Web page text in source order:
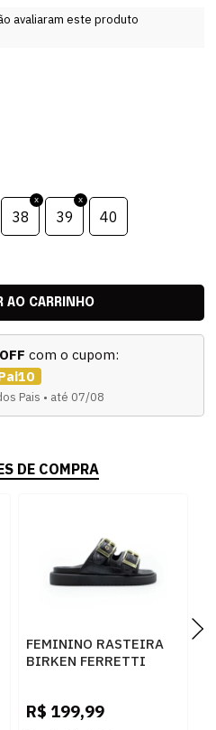
avaliaram este produto
38 39 40
com o cupom:
Pais • até 07/08
DE COMPRA
FEMININO RASTEIRA
BIRKEN FERRETTI
R$ 199,99